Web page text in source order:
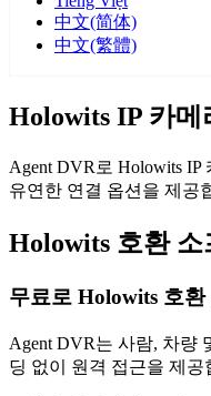
中文(简体)
中文(繁體)
Holowits IP 카
Agent DVR로 Holowits
유연한 연결 옵션을 제공
Holowits 호환
무료로 Holowits 호환
Agent DVR는 사람, 차량
딩 없이 원격 접근을 제